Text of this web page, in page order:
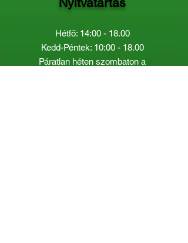
Hétfő: 14:00 - 18.00
Kedd-Péntek: 10:00 - 18.00
Páratlan héten szombaton a